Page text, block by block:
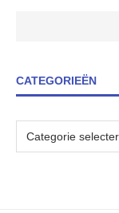
CATEGORIEËN